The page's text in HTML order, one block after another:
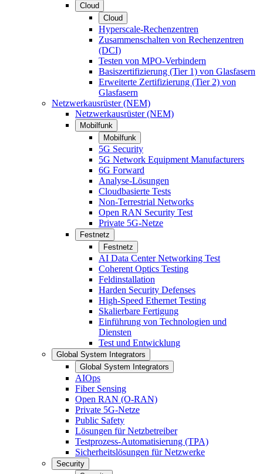
Cloud
Cloud
Hyperscale-Rechenzentren
Zusammenschalten von Rechenzentren
(DCI)
Testen von MPO-Verbindern
Basiszertifizierung (Tier 1) von Glasfasern
Erweiterte Zertifizierung (Tier 2) von
Glasfasern
Netzwerkausrüster (NEM)
Netzwerkausrüster (NEM)
Mobilfunk
Mobilfunk
5G Security
5G Network Equipment Manufacturers
6G Forward
Analyse-Lösungen
Cloudbasierte Tests
Non-Terrestrial Networks
Open RAN Security Test
Private 5G-Netze
Festnetz
Festnetz
AI Data Center Networking Test
Coherent Optics Testing
Feldinstallation
Harden Security Defenses
High-Speed Ethernet Testing
Skalierbare Fertigung
Einführung von Technologien und
Diensten
Test und Entwicklung
Global System Integrators
Global System Integrators
AIOps
Fiber Sensing
Open RAN (O-RAN)
Private 5G-Netze
Public Safety
Lösungen für Netzbetreiber
Testprozess-Automatisierung (TPA)
Sicherheitslösungen für Netzwerke
Security